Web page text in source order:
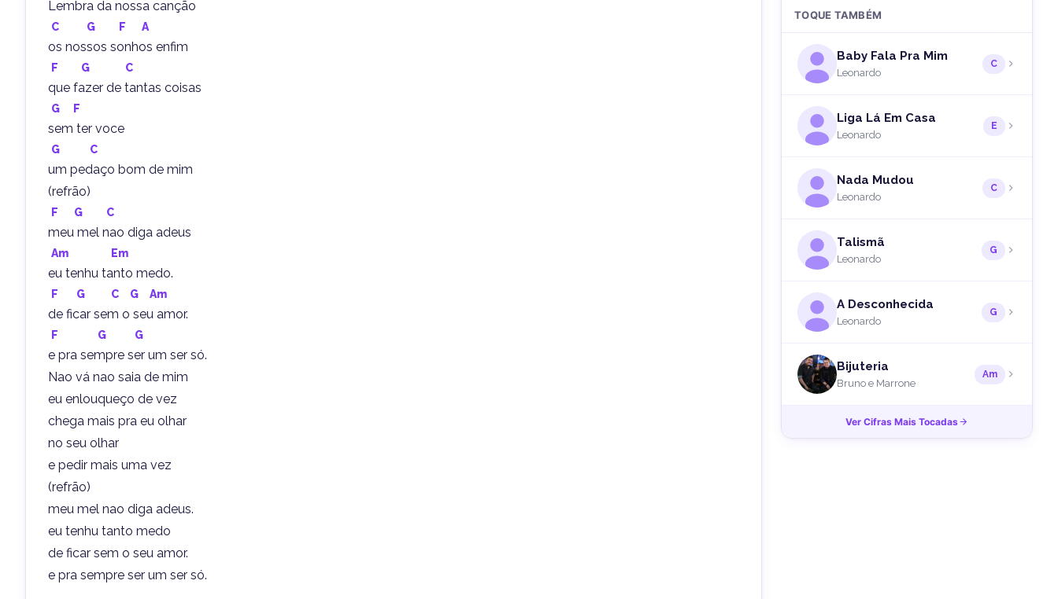
Lembra da nossa canção
C G F A
os nossos sonhos enfim
F G C
que fazer de tantas coisas
G F
sem ter voce
G C
um pedaço bom de mim
(refrão)
F G C
meu mel nao diga adeus
Am Em
eu tenhu tanto medo.
F G C G Am
de ficar sem o seu amor.
F G G
e pra sempre ser um ser só.
Nao vá nao saia de mim
eu enlouqueço de vez
chega mais pra eu olhar
no seu olhar
e pedir mais uma vez
(refrão)
meu mel nao diga adeus.
eu tenhu tanto medo
de ficar sem o seu amor.
e pra sempre ser um ser só.
TOQUE TAMBÉM
Baby Fala Pra Mim
Leonardo
C
Liga Lá Em Casa
Leonardo
E
Nada Mudou
Leonardo
C
Talismã
Leonardo
G
A Desconhecida
Leonardo
G
Bijuteria
Bruno e Marrone
Am
Ver Cifras Mais Tocadas